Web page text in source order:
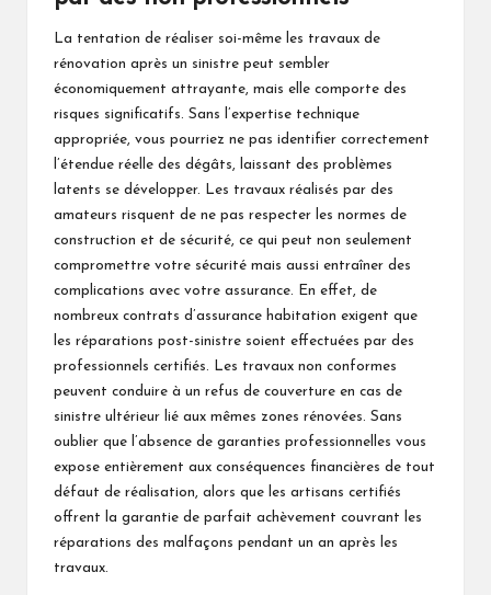
La tentation de réaliser soi-même les travaux de
rénovation après un sinistre peut sembler
économiquement attrayante, mais elle comporte des
risques significatifs. Sans l’expertise technique
appropriée, vous pourriez ne pas identifier correctement
l’étendue réelle des dégâts, laissant des problèmes
latents se développer. Les travaux réalisés par des
amateurs risquent de ne pas respecter les normes de
construction et de sécurité, ce qui peut non seulement
compromettre votre sécurité mais aussi entraîner des
complications avec votre assurance. En effet, de
nombreux contrats d’assurance habitation exigent que
les réparations post-sinistre soient effectuées par des
professionnels certifiés. Les travaux non conformes
peuvent conduire à un refus de couverture en cas de
sinistre ultérieur lié aux mêmes zones rénovées. Sans
oublier que l’absence de garanties professionnelles vous
expose entièrement aux conséquences financières de tout
défaut de réalisation, alors que les artisans certifiés
offrent la garantie de parfait achèvement couvrant les
réparations des malfaçons pendant un an après les
travaux.